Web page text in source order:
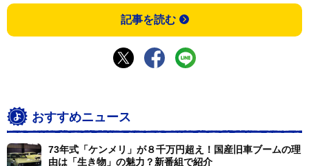
記事を読む
おすすめニュース
73年式「ケンメリ」が８千万円超え！国産旧車ブームの理
由は「生き物」の魅力？新番組で紹介